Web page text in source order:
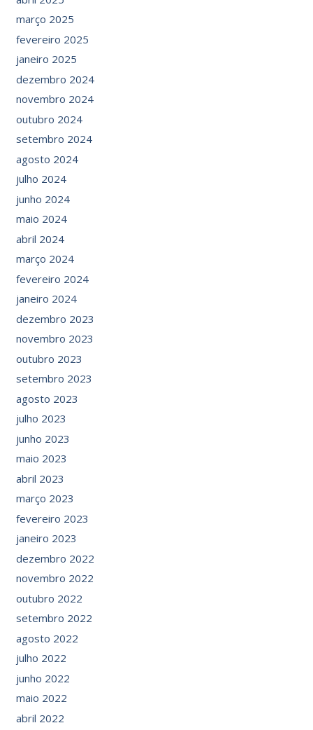
março 2025
fevereiro 2025
janeiro 2025
dezembro 2024
novembro 2024
outubro 2024
setembro 2024
agosto 2024
julho 2024
junho 2024
maio 2024
abril 2024
março 2024
fevereiro 2024
janeiro 2024
dezembro 2023
novembro 2023
outubro 2023
setembro 2023
agosto 2023
julho 2023
junho 2023
maio 2023
abril 2023
março 2023
fevereiro 2023
janeiro 2023
dezembro 2022
novembro 2022
outubro 2022
setembro 2022
agosto 2022
julho 2022
junho 2022
maio 2022
abril 2022